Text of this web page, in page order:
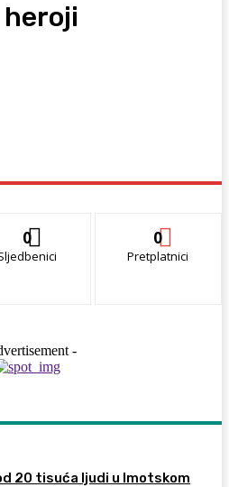
0 0
Pretplatnici
-
20 tisuća ljudi u Imotskom